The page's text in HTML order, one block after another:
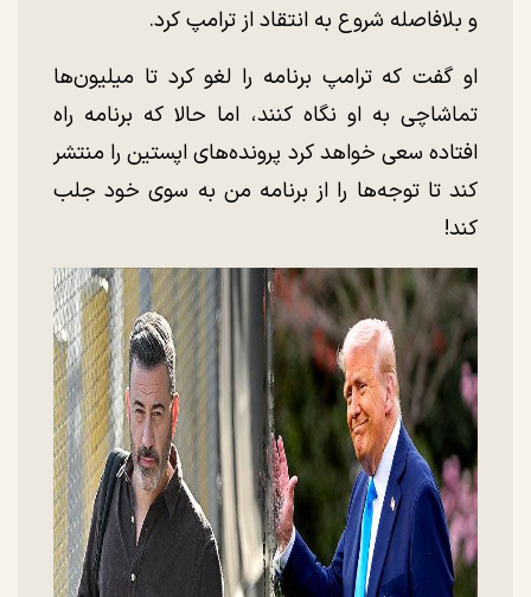
و بلافاصله شروع به انتقاد از ترامپ کرد.
او گفت که ترامپ برنامه را لغو کرد تا میلیون‌ها
تماشاچی به او نگاه کنند، اما حالا که برنامه راه
افتاده سعی خواهد کرد پرونده‌های اپستین را منتشر
کند تا توجه‌ها را از برنامه من به سوی خود جلب
کند!